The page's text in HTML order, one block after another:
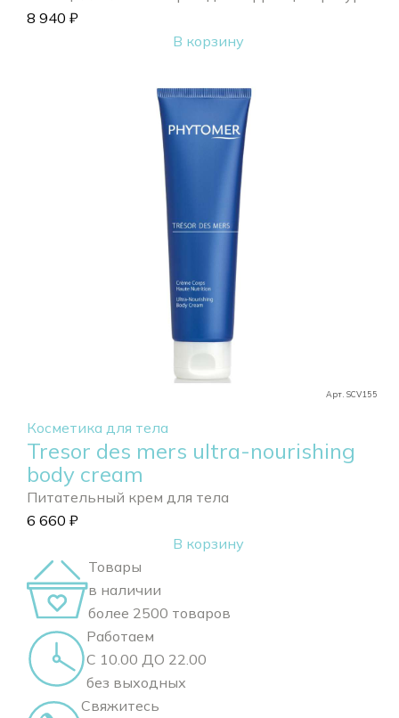
8 940 ₽
В корзину
Арт. SCV155
Косметика для тела
Tresor des mers ultra-nourishing
body cream
Питательный крем для тела
6 660 ₽
В корзину
Товары
в наличии
более 2500 товаров
Работаем
С 10.00 ДО 22.00
без выходных
Свяжитесь